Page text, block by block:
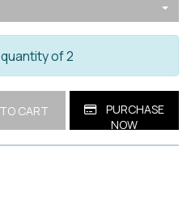
of 2
CART
PURCHASE
NOW